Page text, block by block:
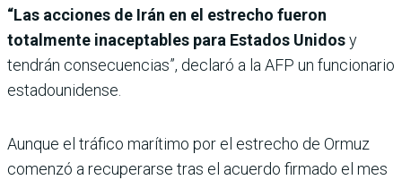
“Las acciones de Irán en el estrecho fueron
totalmente inaceptables para Estados Unidosy
tendrán consecuencias”, declaró a la AFP un funcionario
estadounidense.
Aunque el tráfico marítimo por el estrecho de Ormuz
comenzó a recuperarse tras el acuerdo firmado el mes